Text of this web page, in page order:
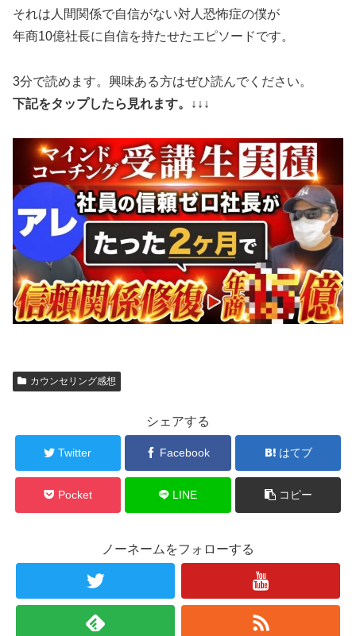
それは人間関係で自信がない対人恐怖症の僕が
年商10億社長に自信を持たせたエピソードです。
3分で読めます。興味ある方はぜひ読んでください。
下記をタップしたら見れます。↓↓↓
カウンセリング感想
シェアする
Twitter Facebook はてブ
Pocket LINE コピー
ノーネームをフォローする